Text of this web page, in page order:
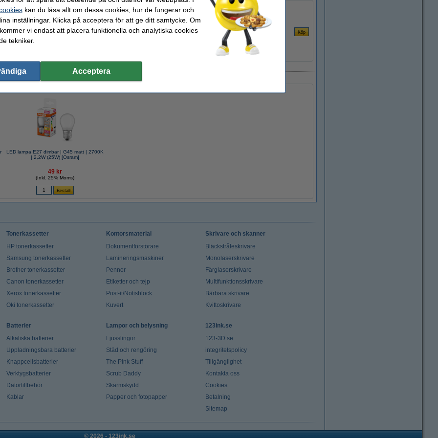
ofta även dessa produkter!
LED lampa E27 dimbar | G45 matt | 2700K
| 2,2W (25W) [Osram]
49 kr
(Inkl. 25% Moms)
Tonerkassetter
HP tonerkassetter
Samsung tonerkassetter
Brother tonerkassetter
Canon tonerkassetter
Xerox tonerkassetter
Oki tonerkassetter
Kontorsmaterial
Dokumentförstörare
Lamineringsmaskiner
Pennor
Etiketter och tejp
Post-it/Notisblock
Kuvert
Skrivare och skanner
Bläckstråleskrivare
Monolaserskrivare
Färglaserskrivare
Multifunktionsskrivare
Bärbara skrivare
Kvittoskrivare
Batterier
Alkaliska batterier
Uppladningsbara batterier
Knappcellsbatterier
Verktygsbatterier
Datortillbehör
Kablar
Lampor och belysning
Ljusslingor
Städ och rengöring
The Pink Stuff
Scrub Daddy
Skärmskydd
Papper och fotopapper
123ink.se
123-3D.se
integritetspolicy
Tillgänglighet
Kontakta oss
Cookies
Betalning
Sitemap
© 2026 - 123ink.se
kan du läsa allt om dessa cookies, hur de fungerar och
inställningar. Klicka på acceptera för att ge ditt samtycke. Om
vi endast att placera funktionella och analytiska cookies
tekniker.
Acceptera